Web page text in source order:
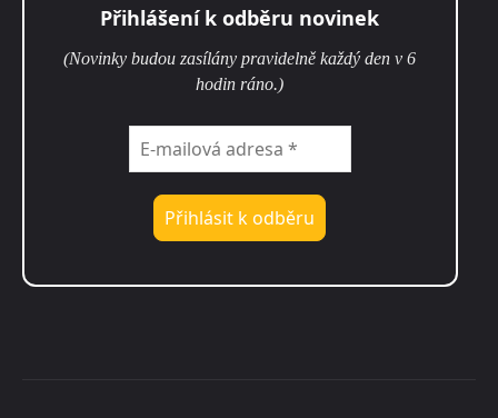
Přihlášení k odběru novinek
(Novinky budou zasílány pravidelně každý den v 6
hodin ráno.)